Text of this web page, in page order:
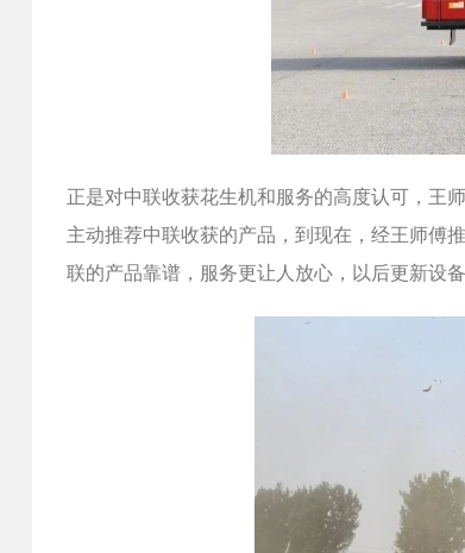
正是对中联收获花生机和服务的高度认可，王
主动推荐中联收获的产品，到现在，经王师傅
联的产品靠谱，服务更让人放心，以后更新设